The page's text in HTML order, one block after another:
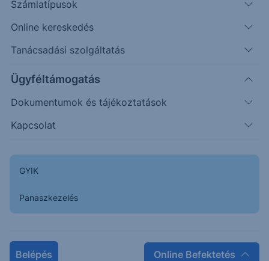
Számlatípusok
Online kereskedés
Tanácsadási szolgáltatás
Ügyféltámogatás
Dokumentumok és tájékoztatások
Kapcsolat
GYIK
Panaszkezelés
Belépés Online Befektetés
Napon belüli Historikus